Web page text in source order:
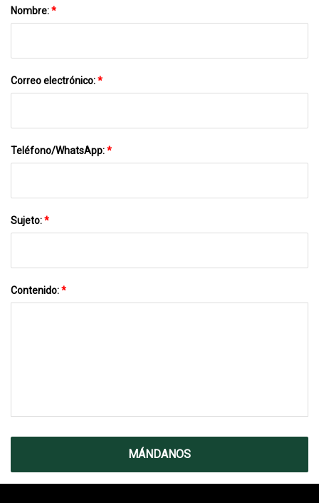
Nombre:*
Correo electrónico:*
Teléfono/WhatsApp:*
Sujeto:*
Contenido:*
MÁNDANOS